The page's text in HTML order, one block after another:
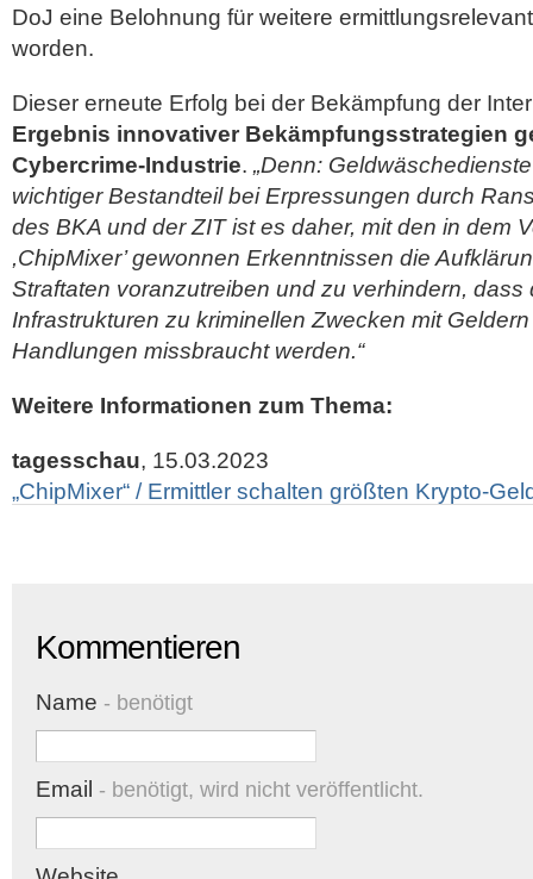
DoJ eine Belohnung für weitere
worden.
Dieser erneute Erfolg bei der Bekämpfung der
Ergebnis innovativer Bekämpfungsstrategien
Cybercrime-Industrie. „Denn:
wichtiger Bestandteil bei Erpressungen durch
des BKA und der ZIT ist es daher, mit den in dem
,ChipMixer’ gewonnen Erkenntnissen die
Straftaten voranzutreiben und zu verhindern, dass
Infrastrukturen zu kriminellen Zwecken mit
Handlungen missbraucht werden.“
Weitere Informationen zum Thema:
tagesschau, 15.03.2023
„ChipMixer“ / Ermittler schalten größten Krypto-
Kommentieren
Name - benötigt
Email - benötigt, wird nicht veröffentlicht.